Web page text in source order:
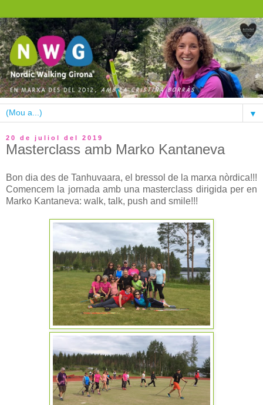
▼
20 de juliol del 2019
Masterclass amb Marko Kantaneva
Bon dia des de Tanhuvaara, el bressol de la marxa nòrdica!!!
Comencem la jornada amb una masterclass dirigida per en
Marko Kantaneva: walk, talk, push and smile!!!